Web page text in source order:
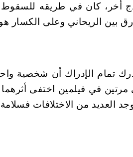
أخر، كان في طريقه
بين الريحاني وعلى
تمام الإدراك أن شخصية
في فيلمين اختفى
العديد من الاختلافات